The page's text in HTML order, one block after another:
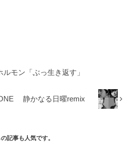
モン「ぶっ生き返す」
ONE 静かなる日曜remix
記事も人気です。